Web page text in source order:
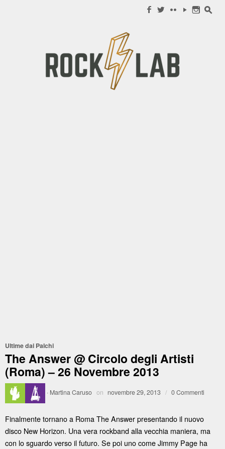
f w c y n s
Ultime dai Palchi
The Answer @ Circolo degli Artisti
(Roma) – 26 Novembre 2013
· Martina Caruso on novembre 29, 2013 / 0 Commenti
Finalmente tornano a Roma The Answer presentando il nuovo
disco New Horizon. Una vera rockband alla vecchia maniera, ma
con lo sguardo verso il futuro. Se poi uno come Jimmy Page ha